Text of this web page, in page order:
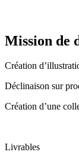
Mission de
Création
Déclinaison sur
Création d’une
Livrables